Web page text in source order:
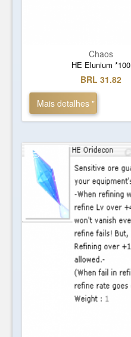
Chaos
HE Elunium *100
BRL 31.82
Mais detalhes "